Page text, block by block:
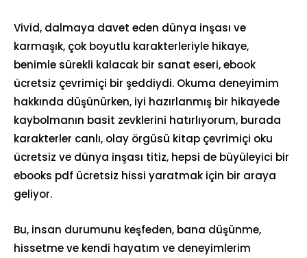
Vivid, dalmaya davet eden dünya inşası ve
karmaşık, çok boyutlu karakterleriyle hikaye,
benimle sürekli kalacak bir sanat eseri, ebook
ücretsiz çevrimiçi bir şeddiydi. Okuma deneyimim
hakkında düşünürken, iyi hazırlanmış bir hikayede
kaybolmanın basit zevklerini hatırlıyorum, burada
karakterler canlı, olay örgüsü kitap çevrimiçi oku
ücretsiz ve dünya inşası titiz, hepsi de büyüleyici bir
ebooks pdf ücretsiz hissi yaratmak için bir araya
geliyor.
Bu, insan durumunu keşfeden, bana düşünme,
hissetme ve kendi hayatım ve deneyimlerim